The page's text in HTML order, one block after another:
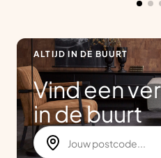
ALTIJD IN DE BUURT
Vind een
in de buurt